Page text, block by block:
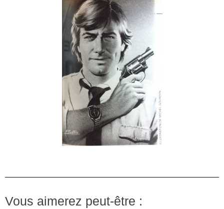
Vous aimerez peut-être :